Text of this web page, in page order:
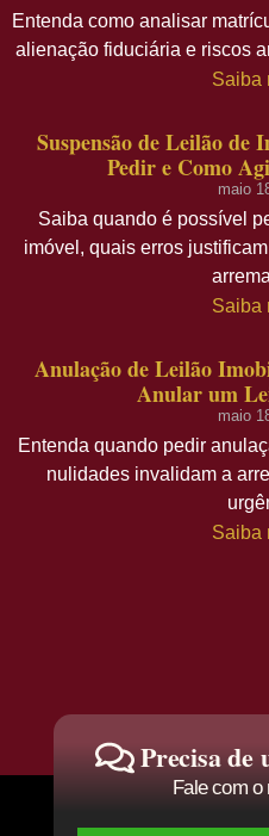
Entenda como analisar
alienação fiduciária e riscos
Saiba
Suspensão de Leilão de
Pedir e Como
maio
Saiba quando é possível
imóvel, quais erros
Saiba
Anulação de Leilão
Anular um
maio
Entenda quando pedir
nulidades invalidam a
Saiba
Precisa de
Fale com o